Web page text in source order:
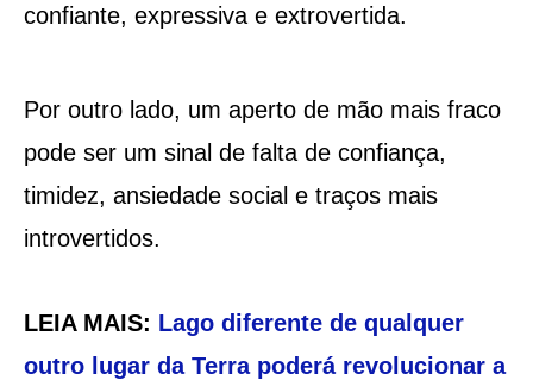
confiante, expressiva e extrovertida.
Por outro lado, um aperto de mão mais fraco
pode ser um sinal de falta de confiança,
timidez, ansiedade social e traços mais
introvertidos.
LEIA MAIS: Lago diferente de qualquer
outro lugar da Terra poderá revolucionar a